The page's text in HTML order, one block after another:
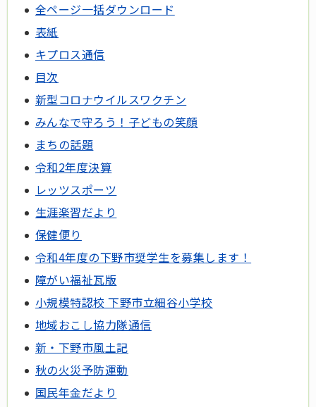
全ページ一括ダウンロード
表紙
キプロス通信
目次
新型コロナウイルスワクチン
みんなで守ろう！子どもの笑顔
まちの話題
令和2年度決算
レッツスポーツ
生涯楽習だより
保健便り
令和4年度の下野市奨学生を募集します！
障がい福祉瓦版
小規模特認校 下野市立細谷小学校
地域おこし協力隊通信
新・下野市風土記
秋の火災予防運動
国民年金だより